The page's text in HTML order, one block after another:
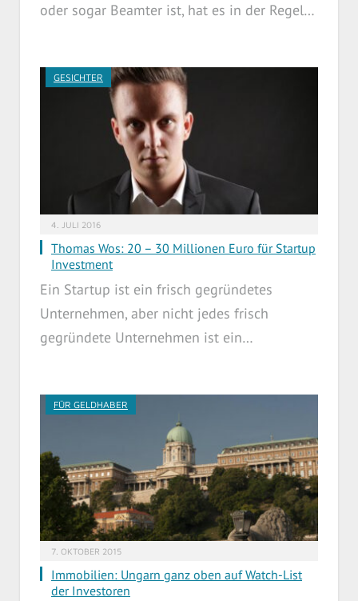
oder sogar Beamter ist, hat es in der Regel…
GESICHTER
4. JULI 2016
Thomas Wos: 20 – 30 Millionen Euro für Startup
Investment
Ein Startup ist ein frisch gegründetes
Unternehmen, aber nicht jedes frisch
gegründete Unternehmen ist ein…
FÜR GELDHABER
7. OKTOBER 2015
Immobilien: Ungarn ganz oben auf Watch-List
der Investoren